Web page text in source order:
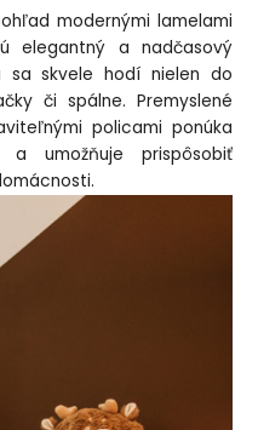
modernými lamelami
elegantný a nadčasový
sa skvele hodí nielen do
či spálne. Premyslené
policami ponúka
a umožňuje prispôsobiť